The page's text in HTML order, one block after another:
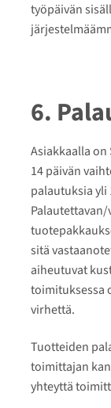
työpäivän
6.
Asiakkaalla
14 päivän
palautuksia
sitä
aiheutuvat
toimituksessa
virhettä.
Tuotteiden
toimittajan
yhteyttä